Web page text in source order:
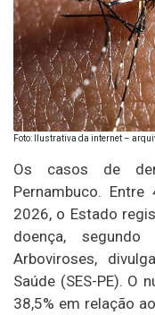
Foto: Ilustrativa da internet –
Os casos de
Pernambuco.
2026, o Estado
doença,
Arboviroses,
Saúde (SES-PE). O
38,5% em relação